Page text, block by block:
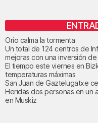
Orio calma la tormenta
Un total de 124 centros de
mejoras con una inversión de
El tiempo este viernes en
temperaturas máximas
San Juan de Gaztelugatxe
Heridas dos personas en un
en Muskiz